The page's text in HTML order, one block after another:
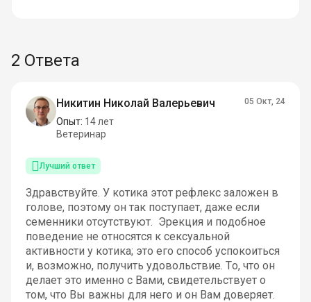
2 Ответа
Никитин Николай Валерьевич
Опыт: 14 лет
Ветеринар
05 Окт, 24
Лучший ответ
Здравствуйте. У котика этот рефлекс заложен в
голове, поэтому он так поступает, даже если
семенники отсутствуют. Эрекция и подобное
поведение не относятся к сексуальной
активности у котика; это его способ успокоиться
и, возможно, получить удовольствие. То, что он
делает это именно с Вами, свидетельствует о
том, что Вы важны для него и он Вам доверяет.